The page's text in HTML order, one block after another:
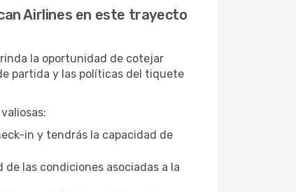
Airlines en este trayecto
la oportunidad de cotejar
partida y las políticas del tiquete
in y tendrás la capacidad de
las condiciones asociadas a la